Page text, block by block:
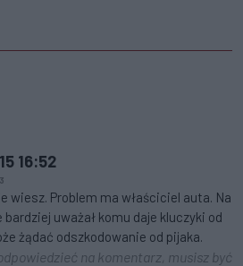
16:52
wiesz. Problem ma właściciel auta. Na
bardziej uważał komu daje kluczyki od
żądać odszkodowanie od pijaka.
na komentarz, musisz być